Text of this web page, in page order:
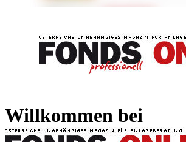
Willkommen bei